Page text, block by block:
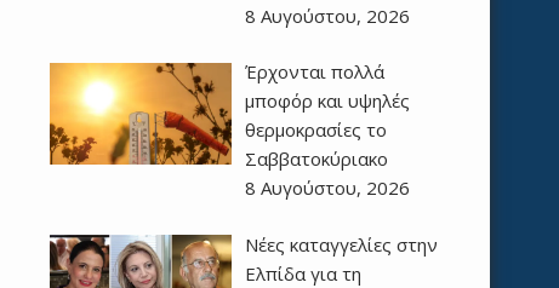
8 Αυγούστου, 2026
Έρχονται πολλά
μποφόρ και υψηλές
θερμοκρασίες το
Σαββατοκύριακο
8 Αυγούστου, 2026
Νέες καταγγελίες στην
Ελπίδα για τη